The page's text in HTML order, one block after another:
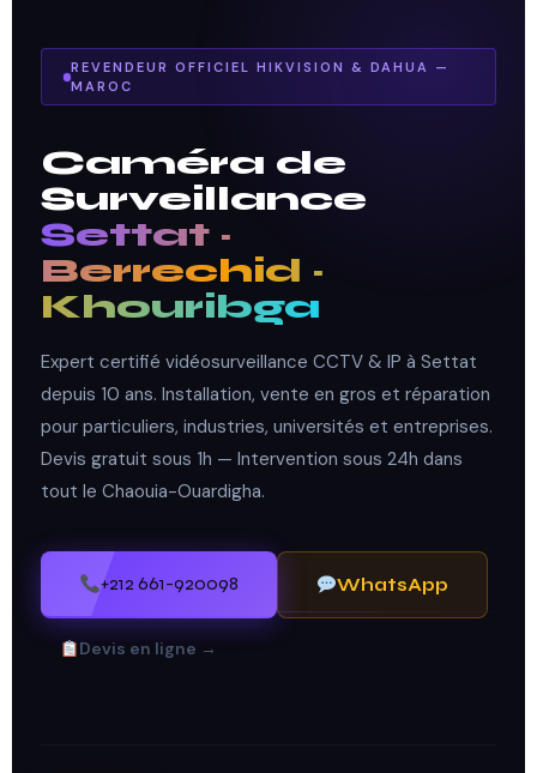
REVENDEUR OFFICIEL HIKVISION & DAHUA —
MAROC
Caméra de
Surveillance
Settat ·
Berrechid ·
Khouribga
Expert certifié vidéosurveillance CCTV & IP à Settat
depuis 10 ans. Installation, vente en gros et réparation
pour particuliers, industries, universités et entreprises.
Devis gratuit sous 1h — Intervention sous 24h dans
tout le Chaouia-Ouardigha.
+212 661-920098 WhatsApp
Devis en ligne →